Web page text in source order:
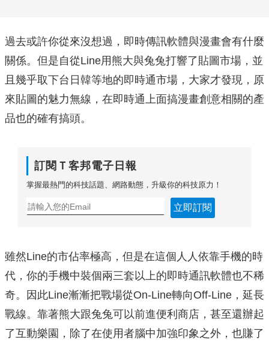
過去或許你從來沒想過，即時傳訊軟體與漫畫會有什麼
關係。但是自從Line用熊大與兔兔打響了貼圖市場，並
且幾乎取下台日韓等地的即時通市場，大家才發現，原
來貼圖的魅力無線，在即時通上面搞漫畫創意相關的產
品也的確有搞頭。
訂閱Ｔ客邦電子日報
掌握最熱門的科技話題、網路動態，升級你的科技原力！
立即訂閱
雖然Line的市佔率極高，但是在這個人人依靠手機的時
代，你的手機中裝個兩三套以上的即時通訊軟體也不稀
奇。因此Line漸漸把戰場從On-Line轉向Off-Line，延長
戰線。靠著熊大跟兔兔可以前進便利商店，甚至還辦起
了互動樂園，除了在使用者腦中加強印象之外，也賺了